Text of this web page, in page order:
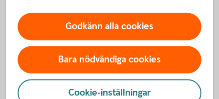
möjligt och öka beloppet allt eftersom. Även
mindre belopp kan göra skillnad på sikt.
Lever du med någon och det skiljer i inkomst och
pensionsavsättningar kan ni välja att föra över
pensionsrätter för premiepension (om ni är gifta)
sparande.Om du kan, försök att jobba något eller
några år efter 66 år, det kan påverka din pension
Godkänn alla cookies
Bara nödvändiga cookies
Cookie-inställningar